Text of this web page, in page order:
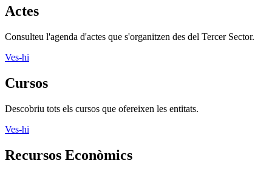
Actes
Consulteu l'agenda d'actes que s'organitzen des del Tercer Sector.
Ves-hi
Cursos
Descobriu tots els cursos que ofereixen les entitats.
Ves-hi
Recursos Econòmics